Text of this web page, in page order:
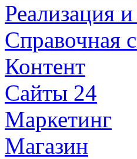
Реализация
Справочная
Контент
Сайты 24
Маркетинг
Магазин